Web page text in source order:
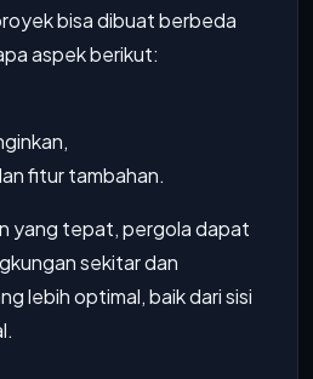
bisa dibuat berbeda
aspek berikut:
fitur tambahan.
yang tepat, pergola dapat
sekitar dan
lebih optimal, baik dari sisi